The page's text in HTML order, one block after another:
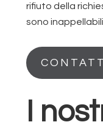
rifiuto della
sono
I